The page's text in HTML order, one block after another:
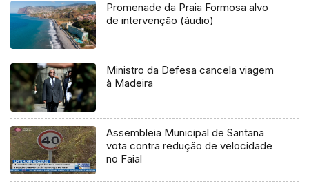
Promenade da Praia Formosa alvo
de intervenção (áudio)
Ministro da Defesa cancela viagem
à Madeira
Assembleia Municipal de Santana
vota contra redução de velocidade
no Faial